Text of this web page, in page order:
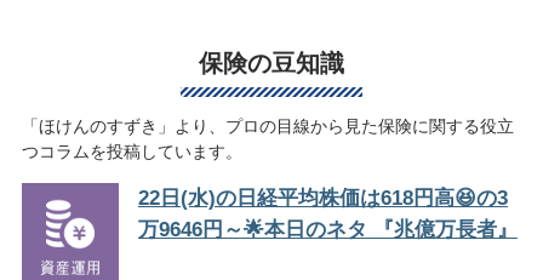
保険の豆知識
「ほけんのすずき」より、プロの目線から見た保険に関する役立
つコラムを投稿しています。
22日(水)の日経平均株価は618円高😆の3
万9646円～🌟本日のネタ 『兆億万長者』